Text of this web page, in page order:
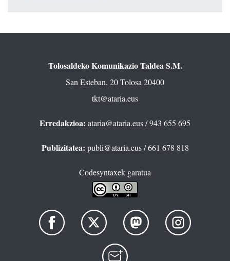
Tolosaldeko Komunikazio Taldea S.M.
San Esteban, 20 Tolosa 20400
tkt@ataria.eus
Erredakzioa: ataria@ataria.eus/ 943 655 695
Publizitatea: publi@ataria.eus/ 661 678 818
Codesyntaxek garatua